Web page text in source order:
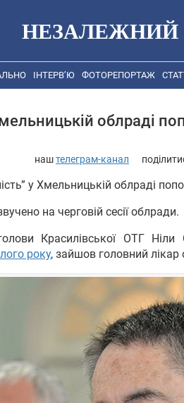
НЕЗАЛЕЖНИЙ
ІНТЕРВ’Ю ФОТОРЕПОРТАЖ
облраді
наштелеграм-канал
у Хмельницькій облраді
на черговій сесії облради.
Красилівської ОТГ
року, зайшов головний лікар